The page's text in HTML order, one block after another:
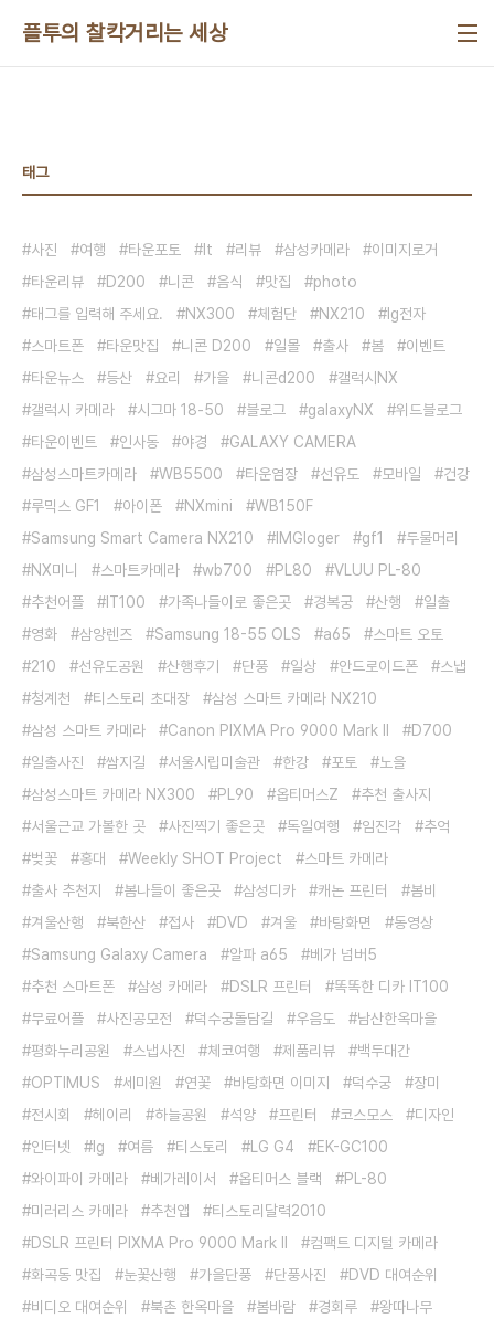
플투의 찰칵거리는 세상
태그
사진 여행 타운포토 It 리뷰 삼성카메라
이미지로거
타운리뷰
D200 니콘 음식 맛집
photo
태그를 입력해 주세요.
NX300 체험단 NX210
lg전자
스마트폰
타운맛집 니콘 D200 일몰 출사 봄
이벤트
타운뉴스
등산 요리 가을 니콘d200
갤럭시NX
갤럭시 카메라
시그마 18-50 블로그 galaxyNX
위드블로그
타운이벤트
인사동 야경
GALAXY CAMERA
삼성스마트카메라
WB5500 타운염장 선유도 모바일
건강
루믹스 GF1
아이폰 NXmini
WB150F
Samsung Smart Camera NX210
IMGloger gf1
두물머리
NX미니
스마트카메라 wb700 PL80
VLUU PL-80
추천어플
IT100 가족나들이로 좋은곳 경복궁 산행
일출
영화
삼양렌즈 Samsung 18-55 OLS a65
스마트 오토
210
선유도공원 산행후기 단풍 일상 안드로이드폰
스냅
청계천
티스토리 초대장
삼성 스마트 카메라 NX210
삼성 스마트 카메라
Canon PIXMA Pro 9000 Mark Ⅱ
D700
일출사진
쌈지길 서울시립미술관 한강 포토
노을
삼성스마트 카메라 NX300
PL90 옵티머스Z
추천 출사지
서울근교 가볼한 곳
사진찍기 좋은곳 독일여행 임진각
추억
벚꽃
홍대 Weekly SHOT Project
스마트 카메라
출사 추천지
봄나들이 좋은곳 삼성디카 캐논 프린터
봄비
겨울산행
북한산 접사 DVD 겨울 바탕화면
동영상
Samsung Galaxy Camera
알파 a65
베가 넘버5
추천 스마트폰
삼성 카메라 DSLR 프린터
똑똑한 디카 IT100
무료어플
사진공모전 덕수궁돌담길 우음도
남산한옥마을
평화누리공원
스냅사진 체코여행 제품리뷰
백두대간
OPTIMUS
세미원 연꽃 바탕화면 이미지 덕수궁
장미
전시회
헤이리 하늘공원 석양 프린터 코스모스
디자인
인터넷
lg 여름 티스토리 LG G4
EK-GC100
와이파이 카메라
베가레이서 옵티머스 블랙
PL-80
미러리스 카메라
추천앱
티스토리달력2010
DSLR 프린터 PIXMA Pro 9000 Mark Ⅱ
컴팩트 디지털 카메라
화곡동 맛집
눈꽃산행 가을단풍 단풍사진
DVD 대여순위
비디오 대여순위
북촌 한옥마을 봄바람 경회루
왕따나무